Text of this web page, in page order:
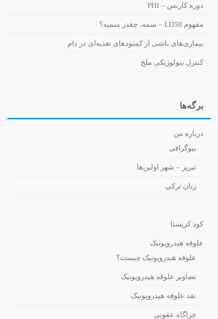
دوره کارنس – PHI
مفهوم LD50 – سمه، چقدر سمیه؟
بیماری‌های ناشی از کمبودهای تغذیه‌ای در دام
کنترل بیولوژیکی ملخ
برگه‌ها
درباره من
بیوگرافی
تبریز – شهر اولین‌ها
زبان ترکی
کود کریستا
علوفه هیدروپونیک
علوفه هیدروپونیک چیست؟
تصاویر علوفه هیدروپونیک
نقد علوفه هیدروپونیک
چراگاه عفونی